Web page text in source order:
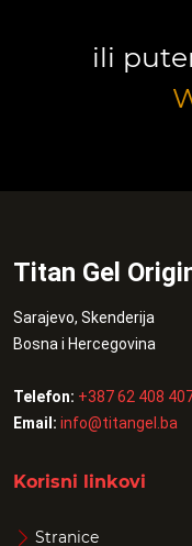
ili
Titan Gel
Sarajevo, Skenderija
Bosna i Hercegovina
Telefon: +387 62 408
Email: info@titangel.ba
Korisni linkovi
Stranice